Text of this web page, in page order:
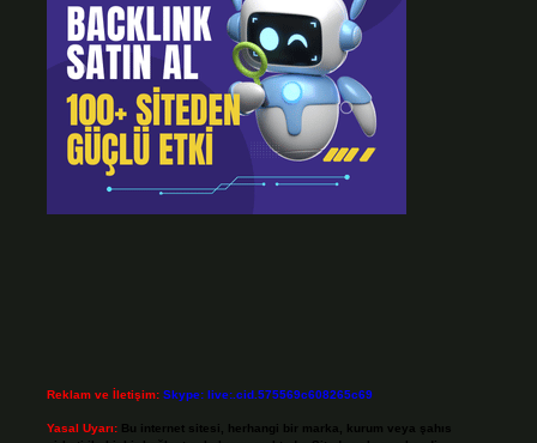
Reklam ve İletişim: Skype: live:.cid.575569c608265c69
Yasal Uyarı: Bu internet sitesi, herhangi bir marka, kurum veya şahıs